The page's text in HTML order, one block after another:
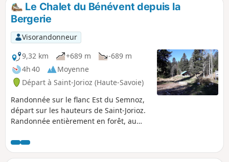
Le Chalet du Bénévent depuis la
Bergerie
Visorandonneur
9,32 km
+689 m
-689 m
4h 40
Moyenne
Départ à Saint-Jorioz (Haute-Savoie)
Randonnée sur le flanc Est du Semnoz,
départ sur les hauteurs de Saint-Jorioz.
Randonnée entièrement en forêt, au